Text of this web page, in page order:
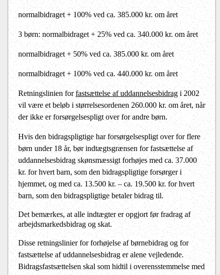
normalbidraget + 100% ved ca. 385.000 kr. om året
3 børn: normalbidraget + 25% ved ca. 340.000 kr. om året
normalbidraget + 50% ved ca. 385.000 kr. om året
normalbidraget + 100% ved ca. 440.000 kr. om året
Retningslinien forfastsættelse af uddannelsesbidragi 2002
vil være et beløb i størrelsesordenen 260.000 kr. om året, når
der ikke er forsørgelsespligt over for andre børn.
Hvis den bidragspligtige har forsørgelsespligt over for flere
børn under 18 år, bør indtægtsgrænsen for fastsættelse af
uddannelsesbidrag skønsmæssigt forhøjes med ca. 37.000
kr. for hvert barn, som den bidragspligtige forsørger i
hjemmet, og med ca. 13.500 kr. – ca. 19.500 kr. for hvert
barn, som den bidragspligtige betaler bidrag til.
Det bemærkes, at alle indtægter er opgjort før fradrag af
arbejdsmarkedsbidrag og skat.
Disse retningslinier for forhøjelse af børnebidrag og for
fastsættelse af uddannelsesbidrag er alene vejledende.
Bidragsfastsættelsen skal som hidtil i overensstemmelse med